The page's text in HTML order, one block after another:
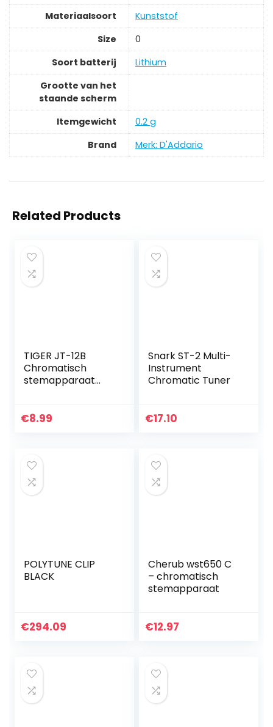
Materiaalsoort
‎Kunststof
Size
‎0
Soort batterij
‎Lithium
Grootte van het
staande scherm
Itemgewicht
‎0.2 g
Brand
Merk: D'Addario
Related Products
TIGER JT-12B
Chromatisch
stemapparaat
€8.99
Snark ST-2 Multi-
Instrument
Chromatic Tuner
€17.10
POLYTUNE CLIP
BLACK
€294.09
Cherub wst650 C
– chromatisch
stemapparaat
€12.97